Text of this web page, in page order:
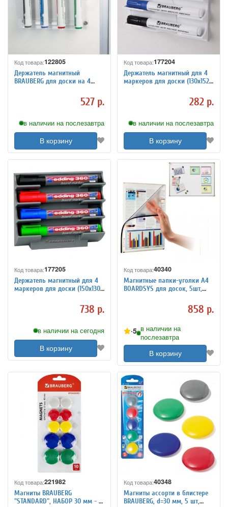
Код товара:122805
Держатель магнитный
BRAUBERG для доски на 4
527 р.
в наличии на послезавтра
В корзину
Код товара:177204
Держатель магнитный для 4
маркеров для доски (130х152
мм), BRAUBERG "Standard",
282 р.
в наличии на послезавтра
В корзину
Код товара:177205
Держатель магнитный для 4
маркеров для доски (150х130
мм), EDDING, E-BMA/3
738 р.
в наличии на сегодня
В корзину
Код товара:40340
Магнитные папки-уголки А4
BOARDSYS для досок, 5шт,
858 р.
5 в наличии на
послезавтра
В корзину
Код товара:221982
Магниты BRAUBERG
"STANDARD", НАБОР 30 мм - 6
Код товара:40348
Магниты ассорти в блистере
BRAUBERG, d=30 мм, 5 шт,